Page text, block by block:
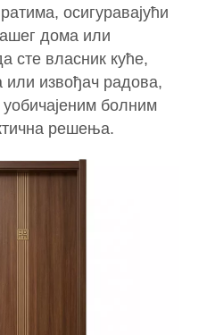
осигуравајући
дома или
сте власник куће,
или извођач радова,
болним
решења.